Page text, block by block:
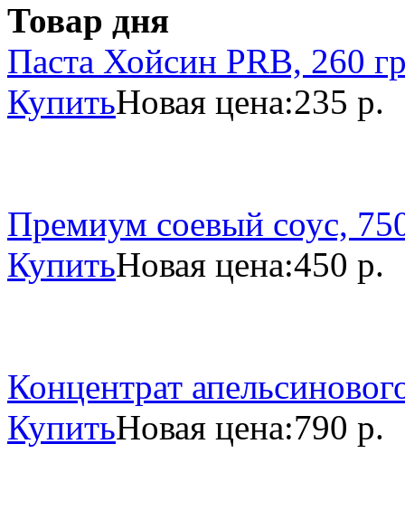
Товар дня
Паста Хойсин PRB, 260
КупитьНовая цена:235 р.
Премиум соевый соус,
КупитьНовая цена:450 р.
Концентрат
КупитьНовая цена:790 р.